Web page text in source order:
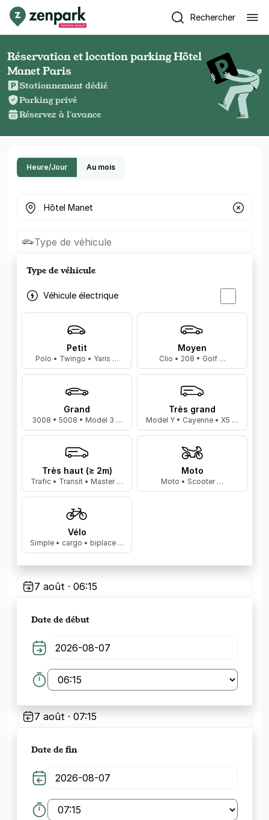
Rechercher
Réservation et location parking Hôtel
Manet Paris
Stationnement dédié
Parking privé
Réservez à l'avance
Heure/Jour Au mois
Où cherchez-vous un parking ?
Type de véhicule
Type de véhicule
Véhicule électrique
Petit
Polo • Twingo • Yaris …
Moyen
Clio • 208 • Golf …
Grand
3008 • 5008 • Model 3 …
Très grand
Model Y • Cayenne • X5 …
Très haut (≥ 2m)
Trafic • Transit • Master …
Moto
Moto • Scooter …
Vélo
Simple • cargo • biplace …
7 août · 06:15
Date de début
7 août · 07:15
Date de fin